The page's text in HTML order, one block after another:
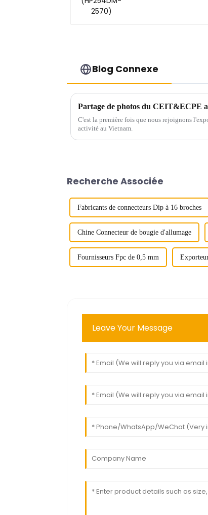
Blog Connexe
Partage de photos du CEIT&ECPE
C'est la première fois que nous rejoignons
activité au Vietnam.
Recherche Associée
Fabricants de connecteurs Dip à 16 broches
Chine Connecteur de bougie d'allumage
Fournisseurs Fpc de 0,5 mm
Leave Your Message